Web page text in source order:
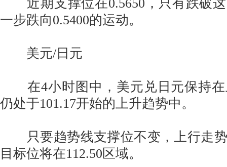
近期支撑位在0.5650，只有跌破这
一步跌向0.5400的运动。
美元/日元
在4小时图中，美元兑日元保持在
仍处于101.17开始的上升趋势中。
只要趋势线支撑位不变，上行走势
目标位将在112.50区域。